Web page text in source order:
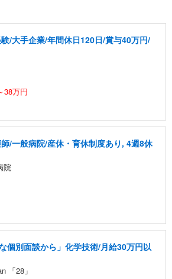
/大手企業/年間休日120日/賞与40万円/
38万円
師/一般病院/産休・育休制度あり, 4週8休
院
個別面談から」化学技術/月給30万円以
「28」